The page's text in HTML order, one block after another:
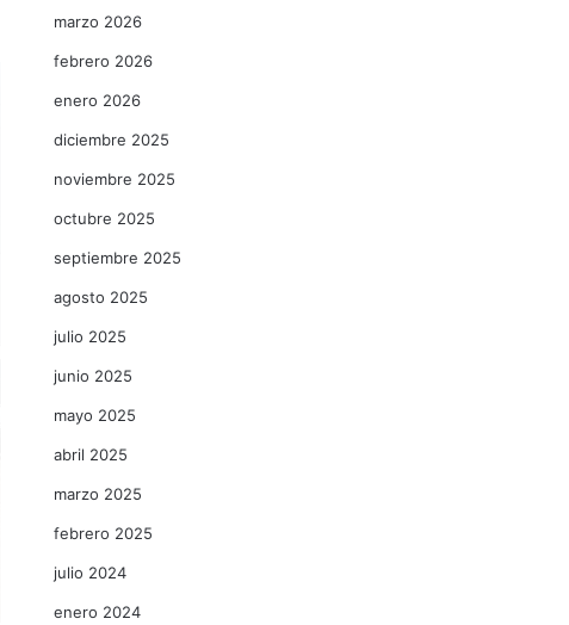
marzo 2026
febrero 2026
enero 2026
diciembre 2025
noviembre 2025
octubre 2025
septiembre 2025
agosto 2025
julio 2025
junio 2025
mayo 2025
abril 2025
marzo 2025
febrero 2025
julio 2024
enero 2024